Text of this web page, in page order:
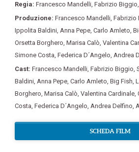
Regia: Francesco Mandelli, Fabrizio Biggio,
Produzione: Francesco Mandelli, Fabrizio
Ippolita Baldini, Anna Pepe, Carlo Amleto,
Orsetta Borghero, Marisa Calò, Valentina
Simone Costa, Federica D´Angelo, Andrea
Cast: Francesco Mandelli, Fabrizio Biggio,
Baldini, Anna Pepe, Carlo Amleto, Big Fish,
Borghero, Marisa Calò, Valentina Cardinale,
Costa, Federica D´Angelo, Andrea Delfino,
SCHEDA FILM